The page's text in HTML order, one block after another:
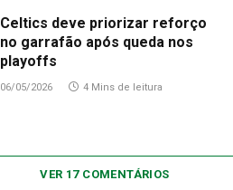
Celtics deve priorizar reforço
no garrafão após queda nos
playoffs
06/05/2026 4 Mins de leitura
VER 17 COMENTÁRIOS